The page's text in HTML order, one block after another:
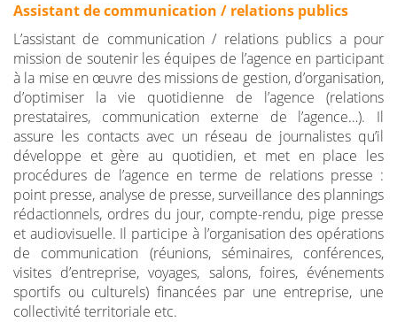
Assistant de communication / relations publics
L’assistant de communication / relations publics a pour
mission de soutenir les équipes de l’agence en participant
à la mise en œuvre des missions de gestion, d’organisation,
d’optimiser la vie quotidienne de l’agence (relations
prestataires, communication externe de l’agence…). Il
assure les contacts avec un réseau de journalistes qu’il
développe et gère au quotidien, et met en place les
procédures de l’agence en terme de relations presse :
point presse, analyse de presse, surveillance des plannings
rédactionnels, ordres du jour, compte-rendu, pige presse
et audiovisuelle. Il participe à l’organisation des opérations
de communication (réunions, séminaires, conférences,
visites d’entreprise, voyages, salons, foires, événements
sportifs ou culturels) financées par une entreprise, une
collectivité territoriale etc.